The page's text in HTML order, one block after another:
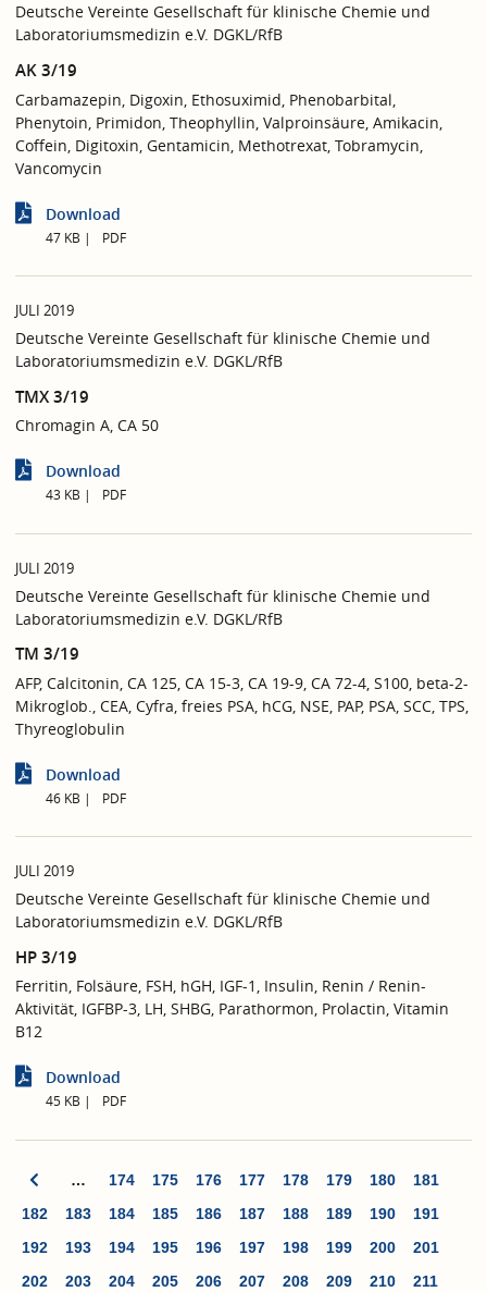
Deutsche Vereinte Gesellschaft für klinische Chemie und
Laboratoriumsmedizin e.V. DGKL/RfB
AK 3/19
Carbamazepin, Digoxin, Ethosuximid, Phenobarbital,
Phenytoin, Primidon, Theophyllin, Valproinsäure, Amikacin,
Coffein, Digitoxin, Gentamicin, Methotrexat, Tobramycin,
Vancomycin
Download
47 KB PDF
JULI 2019
Deutsche Vereinte Gesellschaft für klinische Chemie und
Laboratoriumsmedizin e.V. DGKL/RfB
TMX 3/19
Chromagin A, CA 50
Download
43 KB PDF
JULI 2019
Deutsche Vereinte Gesellschaft für klinische Chemie und
Laboratoriumsmedizin e.V. DGKL/RfB
TM 3/19
AFP, Calcitonin, CA 125, CA 15-3, CA 19-9, CA 72-4, S100, beta-2-
Mikroglob., CEA, Cyfra, freies PSA, hCG, NSE, PAP, PSA, SCC, TPS,
Thyreoglobulin
Download
46 KB PDF
JULI 2019
Deutsche Vereinte Gesellschaft für klinische Chemie und
Laboratoriumsmedizin e.V. DGKL/RfB
HP 3/19
Ferritin, Folsäure, FSH, hGH, IGF-1, Insulin, Renin / Renin-
Aktivität, IGFBP-3, LH, SHBG, Parathormon, Prolactin, Vitamin
B12
Download
45 KB PDF
… 174 175 176 177 178 179 180
181
182
183 184 185 186 187 188 189 190
191
192
193 194 195 196 197 198 199 200
201
202
203 204 205 206 207 208 209 210
211